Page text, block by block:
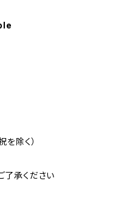
を除く）
了承ください